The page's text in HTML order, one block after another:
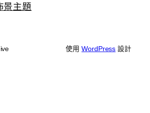
景主題
使用WordPress 設計